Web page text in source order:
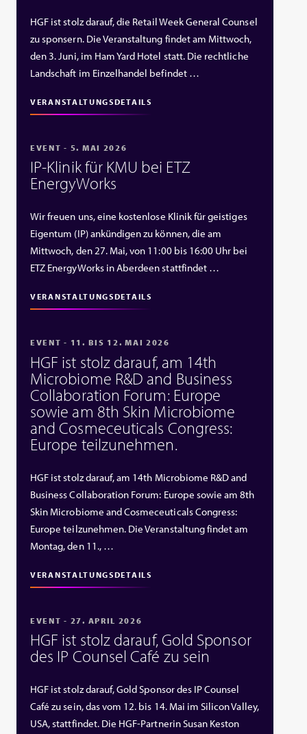
HGF ist stolz darauf, die Retail Week General Counsel
zu sponsern. Die Veranstaltung findet am Mittwoch,
den 3. Juni, im Ham Yard Hotel statt. Die rechtliche
Landschaft im Einzelhandel befindet …
VERANSTALTUNGSDETAILS
EVENT - 5. MAI 2026
IP‑Klinik für KMU bei ETZ
EnergyWorks
Wir freuen uns, eine kostenlose Klinik für geistiges
Eigentum (IP) ankündigen zu können, die am
Mittwoch, den 27. Mai, von 11:00 bis 16:00 Uhr bei
ETZ EnergyWorks in Aberdeen stattfindet …
VERANSTALTUNGSDETAILS
EVENT - 11. BIS 12. MAI 2026
HGF ist stolz darauf, am 14th
Microbiome R&D and Business
Collaboration Forum: Europe
sowie am 8th Skin Microbiome
and Cosmeceuticals Congress:
Europe teilzunehmen.
HGF ist stolz darauf, am 14th Microbiome R&D and
Business Collaboration Forum: Europe sowie am 8th
Skin Microbiome and Cosmeceuticals Congress:
Europe teilzunehmen. Die Veranstaltung findet am
Montag, den 11., …
VERANSTALTUNGSDETAILS
EVENT - 27. APRIL 2026
HGF ist stolz darauf, Gold Sponsor
des IP Counsel Café zu sein
HGF ist stolz darauf, Gold Sponsor des IP Counsel
Café zu sein, das vom 12. bis 14. Mai im Silicon Valley,
USA, stattfindet. Die HGF‑Partnerin Susan Keston